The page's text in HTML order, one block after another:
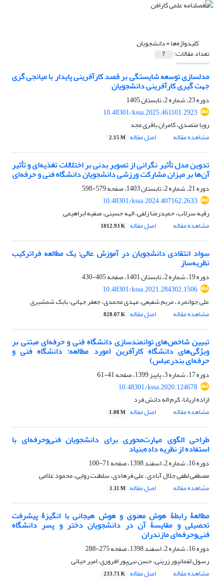
کلیدواژه‌ها =دانشجویان
تعداد مقالات: 7
مدلسازی توسعه شایستگی بر قصد کارآفرینی پایدار با میانجی گری
جهت گیری کارآفرینی دانشجویان
دوره 23، شماره 2، تابستان 1405
10.48301/kssa.2025.461101.2923
رویا متصدی، کامران باقری مجد
مشاهده مقاله
اصل مقاله 2.15 M
تدوین مدل تأثیر نگرانی از تصویر بدنی بر اختلالات تغذیه‌ای و تأثیر
آن‌ها بر میزان مشارکت ورزشی دانشجویان دانشگاه فنی و حرفه‌ای
دوره 21، شماره 2، تابستان 1403، صفحه
579-598
10.48301/kssa.2024.407162.2633
رقیه سرلاب، حمیدرضا زلفی، الهه حسینی، صفیه ابراهیمی
مشاهده مقاله
اصل مقاله 1012.93 K
سواد انتقادی دانشجویان در آموزش عالی: یک مطالعه فراترکیب
نظریه‌ساز
دوره 19، شماره 2، تابستان 1401، صفحه
405-430
10.48301/kssa.2021.284302.1506
علی جوانمرد، مریم شفیعی، مهدی محمدی، جعفر جهانی، بابک شمشیری
مشاهده مقاله
اصل مقاله 828.07 K
تبیین شاخص‌های توانمندسازی دانشگاه فنی و حرفه‌ای مبتنی بر
ویژگی‌های دانشگاه کارآفرین (مورد مطالعه: دانشگاه فنی و
حرفه‌ای بندرعباس)
دوره 17، شماره 3، پاییز 1399، صفحه
41-61
10.48301/kssa.2020.124678
ازاده اریانا، کرم اله دانش فرد
مشاهده مقاله
اصل مقاله 1.08 M
طراحی الگوی مهارت‌محوری برای دانشجویان فنی‌و‌حرفه‌ای با
استفاده از نظریه داده‌بنیاد
دوره 16، شماره 2، اسفند 1398، صفحه
71-100
مصطفی لطفی جلال آبادی، علی فرهادی، سلطنت روایی، محمود غلامی
مشاهده مقاله
اصل مقاله 1.11 M
مطالعۀ رابطۀ هوش معنوی و هوش هیجانی با انگیزۀ پیشرفت
تحصیلی و مقایسۀ آن در دانشجویان دختر و پسر دانشگاه
فنی‌و‌حرفه‌ای مازندران
دوره 16، شماره 2، اسفند 1398، صفحه
275-288
رسول لقمانپور زرینی، حسن نبی‌پور افروزی، امیر حیاتی
مشاهده مقاله
اصل مقاله 233.71 K